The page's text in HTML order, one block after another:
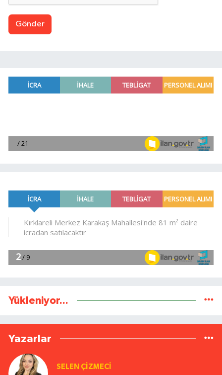
Gönder
Yükleniyor...
Yazarlar
SELEN ÇİZMECİ